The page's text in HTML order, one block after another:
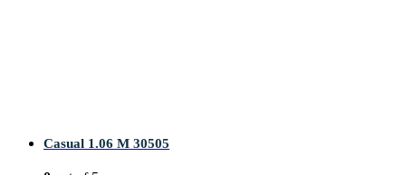
Casual 1.06 M 30505